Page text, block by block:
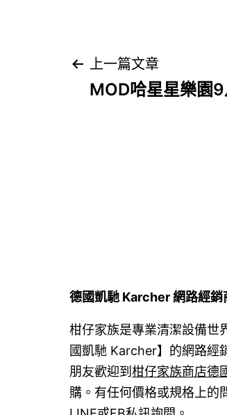
文上一篇文章
MOD哈星星樂園
德國凱馳 Karcher 網路經銷
柑仔家族是專業清潔設備世
國凱馳 Karcher】的網路經
朋友歡迎到 柑仔家族商店德
購。有任何價格或規格上的